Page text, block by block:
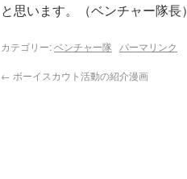
と思います。（ベンチャー隊長）
カテゴリー:ベンチャー隊 パーマリンク
← ボーイスカウト活動の紹介漫画